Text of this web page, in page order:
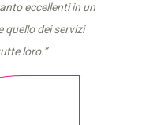
eccellenti in un
quello dei servizi
loro.”